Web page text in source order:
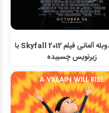
دانلود دوبله آلمانی فیلم Skyfall 2012 با
زیرنویس چسبیده